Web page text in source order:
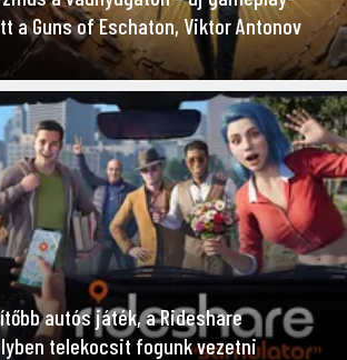
a Guns of Eschaton, Viktor Antonov
autós játék, a Rideshare
telekocsit fogunk vezetni